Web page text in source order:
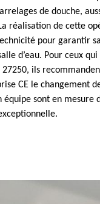
de douche,
réalisation de cette
pour garantir
d’eau. Pour ceux
27250, ils
CE le changement
équipe sont en mesure